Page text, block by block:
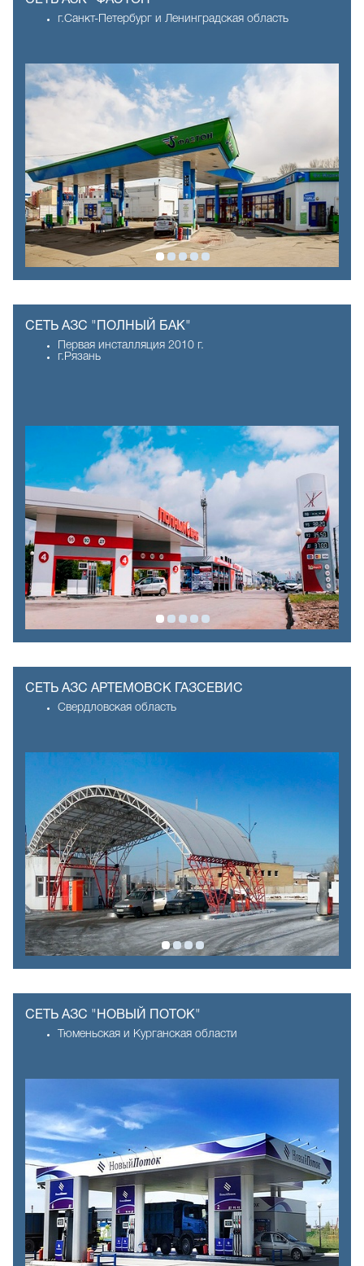
г.Санкт-Петербург и Ленинградская область
СЕТЬ АЗС "ПОЛНЫЙ БАК"
Первая инсталляция 2010 г.
г.Рязань
СЕТЬ АЗС АРТЕМОВСК ГАЗСЕВИС
Свердловская область
СЕТЬ АЗС "НОВЫЙ ПОТОК"
Тюменьская и Курганская области